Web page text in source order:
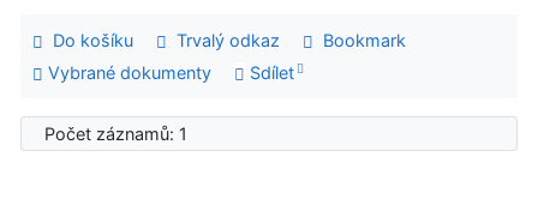
Do košíku Trvalý odkaz
Bookmark
Vybrané dokumenty
Sdílet
Počet záznamů: 1